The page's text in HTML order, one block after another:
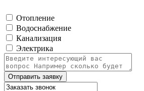
Отопление
Водоснабжение
Канализация
Электрика
Отправить заявку